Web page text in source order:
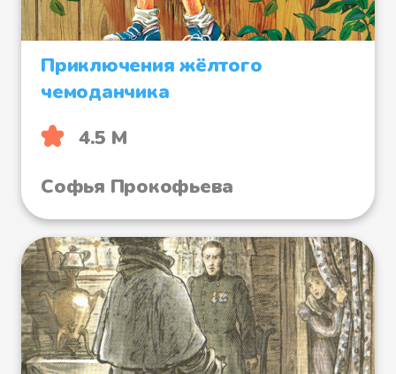
Приключения жёлтого
чемоданчика
4.5 М
Софья Прокофьева